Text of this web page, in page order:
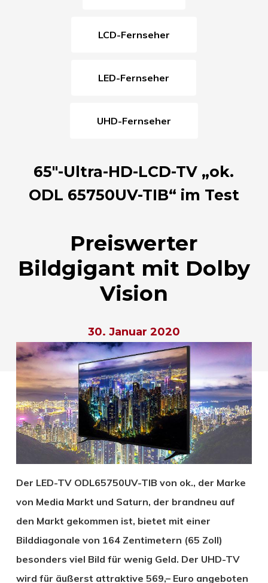
LCD-Fernseher
LED-Fernseher
UHD-Fernseher
65″-Ultra-HD-LCD-TV „ok.
ODL 65750UV-TIB“ im Test
Preiswerter
Bildgigant mit Dolby
Vision
30. Januar 2020
Der LED-TV ODL65750UV-TIB von ok., der Marke
von Media Markt und Saturn, der brandneu auf
den Markt gekommen ist, bietet mit einer
Bilddiagonale von 164 Zentimetern (65 Zoll)
besonders viel Bild für wenig Geld. Der UHD-TV
wird für äußerst attraktive 569,– Euro angeboten